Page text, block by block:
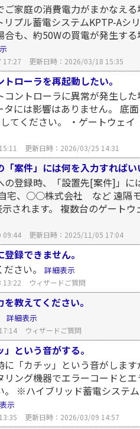
家庭の消費電力がまかなえ
プル蓄電システムKPTP-Aシ
合も、約50Wの買電が発生す
17:27 更新日時：2026/03/18 15:35
ローラを再起動したい。
ントローラに異常が発生し
には影響はありません。 底
てください。 ・ゲートウェ
更新日時：2026/03/25 14:31
案件」には何を入力すればい
登録時、「設置先[案件]」
宅、○○株式会社 など 遠隔
されます。 複数台のゲート
09:44 更新日時：2025/11/05 17:04
録できません。
さい。
詳細表示
13:22 ウィザードご質問
教えてください。
詳細表示
ウィザードご質問
という音がする。
「カチッ」という音がしま
ング機器でエラーコードと
。 ※ハイブリッド蓄電システ
示
更新日時：2026/03/09 14:57